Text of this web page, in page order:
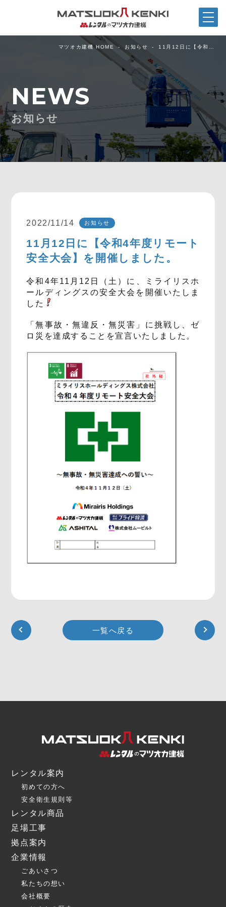
マツオカ建機 HOME お知らせ 11月12日に【令和…
NEWS
お知らせ
2022/11/14 お知らせ
11月12日に【令和4年度リモート
安全大会】を開催しました。
令和4年11月12日（土）に、ミライリスホ
ールディングスの安全大会を開催いたしま
した
「無事故・無違反・無災害」に挑戦し、ゼ
ロ災を達成することを宣言いたしました。
一覧へ戻る
レンタル案内
初めての方へ
安全衛生規則等
レンタル商品
足場工事
拠点案内
企業情報
ごあいさつ
私たちの想い
会社概要